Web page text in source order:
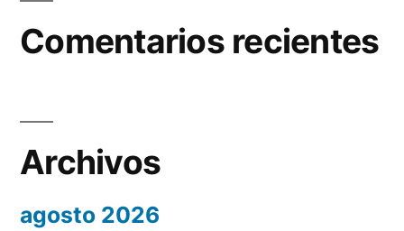
Comentarios recientes
Archivos
agosto 2026